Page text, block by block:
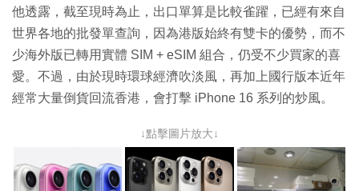
他透露，截至現時為止，出口單算是比較雀躍，已經有來自
世界各地的批發單查詢，因為港版始終有雙卡的優勢，而不
少海外版已轉用實體 SIM + eSIM 組合，仍受不少買家的喜
愛。不過，由於現時環球經濟吹淡風，再加上國行版本近年
經常大量倒貨回流香港，會打擊 iPhone 16 系列的炒風。
↓點擊圖片放大↓